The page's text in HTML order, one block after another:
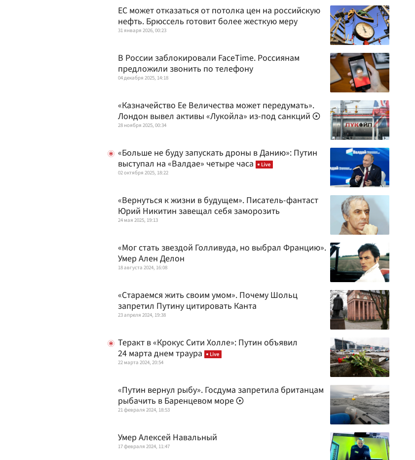
ЕС может отказаться от потолка цен на российскую
нефть. Брюссель готовит более жесткую меру
31 января 2026, 00:23
В России заблокировали FaceTime. Россиянам
предложили звонить по телефону
04 декабря 2025, 14:18
«Казначейство Ее Величества может передумать».
Лондон вывел активы «Лукойла» из-под санкций
28 ноября 2025, 00:34
«Больше не буду запускать дроны в Данию»: Путин
выступал на «Валдае» четыре часа
02 октября 2025, 18:22
«Вернуться к жизни в будущем». Писатель-фантаст
Юрий Никитин завещал себя заморозить
24 мая 2025, 19:13
«Мог стать звездой Голливуда, но выбрал Францию».
Умер Ален Делон
18 августа 2024, 16:08
«Стараемся жить своим умом». Почему Шольц
запретил Путину цитировать Канта
23 апреля 2024, 19:38
Теракт в «Крокус Сити Холле»: Путин объявил
24 марта днем траура
22 марта 2024, 20:54
«Путин вернул рыбу». Госдума запретила британцам
рыбачить в Баренцевом море
21 февраля 2024, 18:53
Умер Алексей Навальный
17 февраля 2024, 11:47